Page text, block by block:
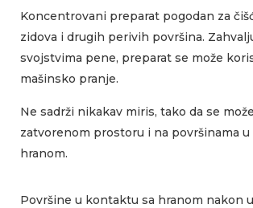
Koncentrovani preparat pogodan za
zidova i drugih perivih površina.
svojstvima pene, preparat se može
mašinsko pranje.
Ne sadrži nikakav miris, tako da se
zatvorenom prostoru i na površinama
hranom.
Površine u kontaktu sa hranom nakon